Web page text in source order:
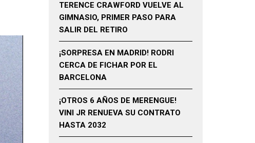
TERENCE CRAWFORD VUELVE AL
GIMNASIO, PRIMER PASO PARA
SALIR DEL RETIRO
¡SORPRESA EN MADRID! RODRI
CERCA DE FICHAR POR EL
BARCELONA
¡OTROS 6 AÑOS DE MERENGUE!
VINI JR RENUEVA SU CONTRATO
HASTA 2032